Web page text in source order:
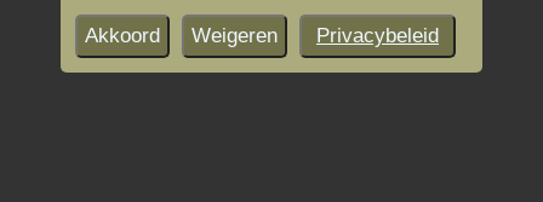
Akkoord Weigeren Privacybeleid